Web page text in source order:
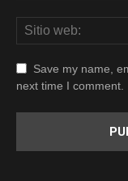
Save my name,
next time I comment.